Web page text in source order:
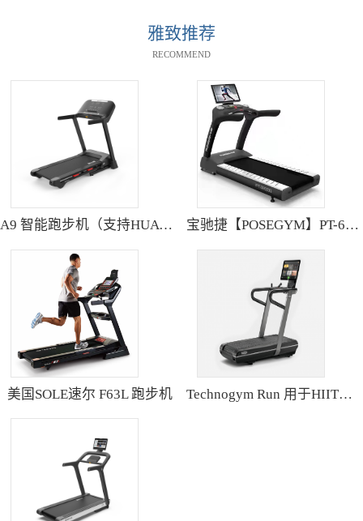
雅致推荐
RECOMMEND
A9 智能跑步机（支持HUAWEI HiLink） SH-T9119P 宝驰捷【POSEGYM】PT-6600Q高清大型触摸屏跑步机静音减震
美国SOLE速尔 F63L 跑步机 Technogym Run 用于HIIT训练的跑步机